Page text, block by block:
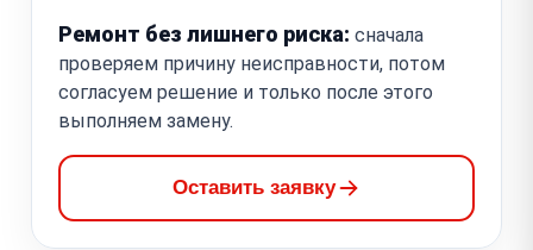
Ремонт без лишнего риска: сначала
проверяем причину неисправности, потом
согласуем решение и только после этого
выполняем замену.
Оставить заявку